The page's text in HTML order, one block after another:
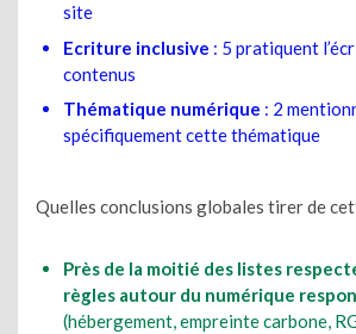
site
Ecriture inclusive : 5 pratiquent
contenus
Thématique numérique : 2
spécifiquement cette thématique
Quelles conclusions globales tirer de
Près de la moitié des listes
règles autour du numérique
(hébergement, empreinte carbone,